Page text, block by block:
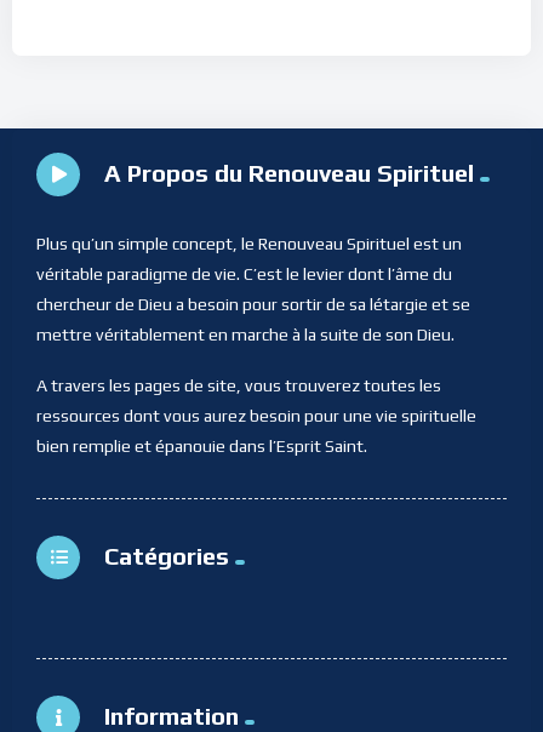
A Propos du Renouveau Spirituel
Plus qu’un simple concept, le Renouveau Spirituel est un
véritable paradigme de vie. C’est le levier dont l’âme du
chercheur de Dieu a besoin pour sortir de sa létargie et se
mettre véritablement en marche à la suite de son Dieu.
A travers les pages de site, vous trouverez toutes les
ressources dont vous aurez besoin pour une vie spirituelle
bien remplie et épanouie dans l’Esprit Saint.
Catégories
Information